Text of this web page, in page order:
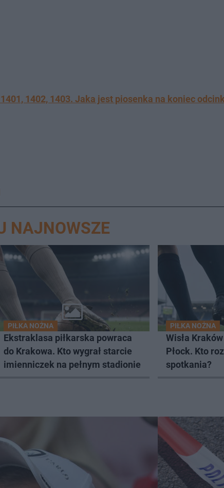
1402, 1403. Jaka jest piosenka na koniec
NAJNOWSZE
PIŁKA NOŻNA
Ekstraklasa piłkarska powraca
do Krakowa. Kto wygrał starcie
imienniczek na pełnym stadionie
PIŁKA NOŻNA
Wisła
Płock. Kto
spotkania?